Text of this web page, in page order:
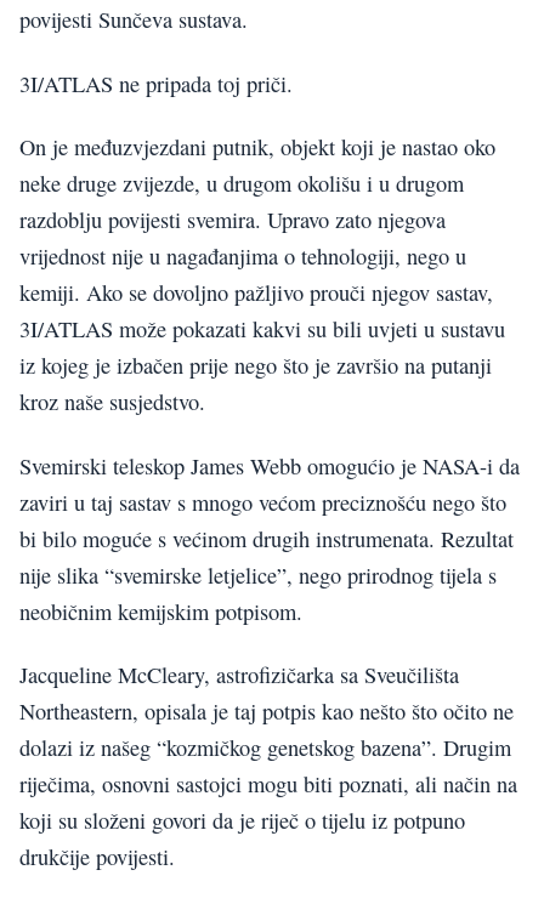
povijesti Sunčeva sustava.
3I/ATLAS ne pripada toj priči.
On je međuzvjezdani putnik, objekt koji je nastao oko
neke druge zvijezde, u drugom okolišu i u drugom
razdoblju povijesti svemira. Upravo zato njegova
vrijednost nije u nagađanjima o tehnologiji, nego u
kemiji. Ako se dovoljno pažljivo prouči njegov sastav,
3I/ATLAS može pokazati kakvi su bili uvjeti u sustavu
iz kojeg je izbačen prije nego što je završio na putanji
kroz naše susjedstvo.
Svemirski teleskop James Webb omogućio je NASA-i da
zaviri u taj sastav s mnogo većom preciznošću nego što
bi bilo moguće s većinom drugih instrumenata. Rezultat
nije slika “svemirske letjelice”, nego prirodnog tijela s
neobičnim kemijskim potpisom.
Jacqueline McCleary, astrofizičarka sa Sveučilišta
Northeastern, opisala je taj potpis kao nešto što očito ne
dolazi iz našeg “kozmičkog genetskog bazena”. Drugim
riječima, osnovni sastojci mogu biti poznati, ali način na
koji su složeni govori da je riječ o tijelu iz potpuno
drukčije povijesti.